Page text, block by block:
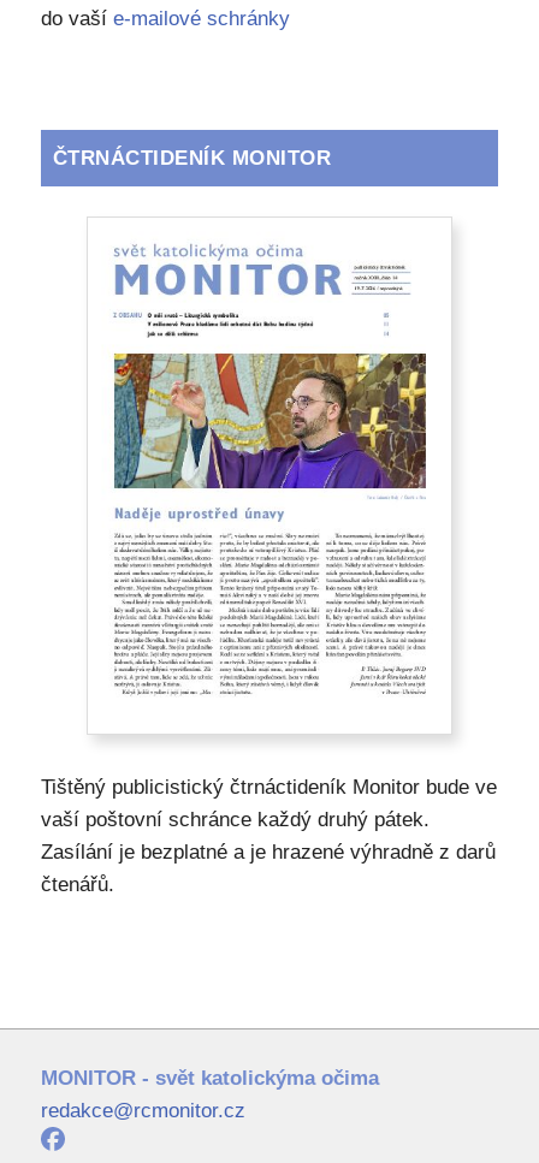
do vaší e-mailové schránky
ČTRNÁCTIDENÍK MONITOR
Tištěný publicistický čtrnáctideník Monitor bude ve
vaší poštovní schránce každý druhý pátek.
Zasílání je bezplatné a je hrazené výhradně z darů
čtenářů.
MONITOR - svět katolickýma očima
redakce@rcmonitor.cz